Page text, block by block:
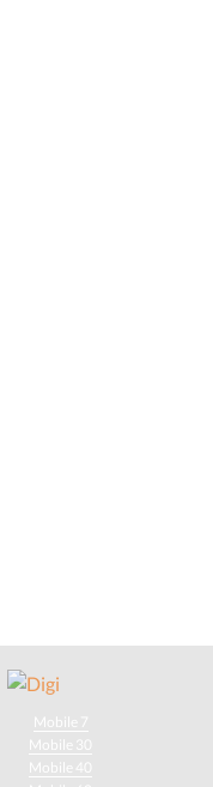
Mobile 7
Mobile 30
Mobile 40